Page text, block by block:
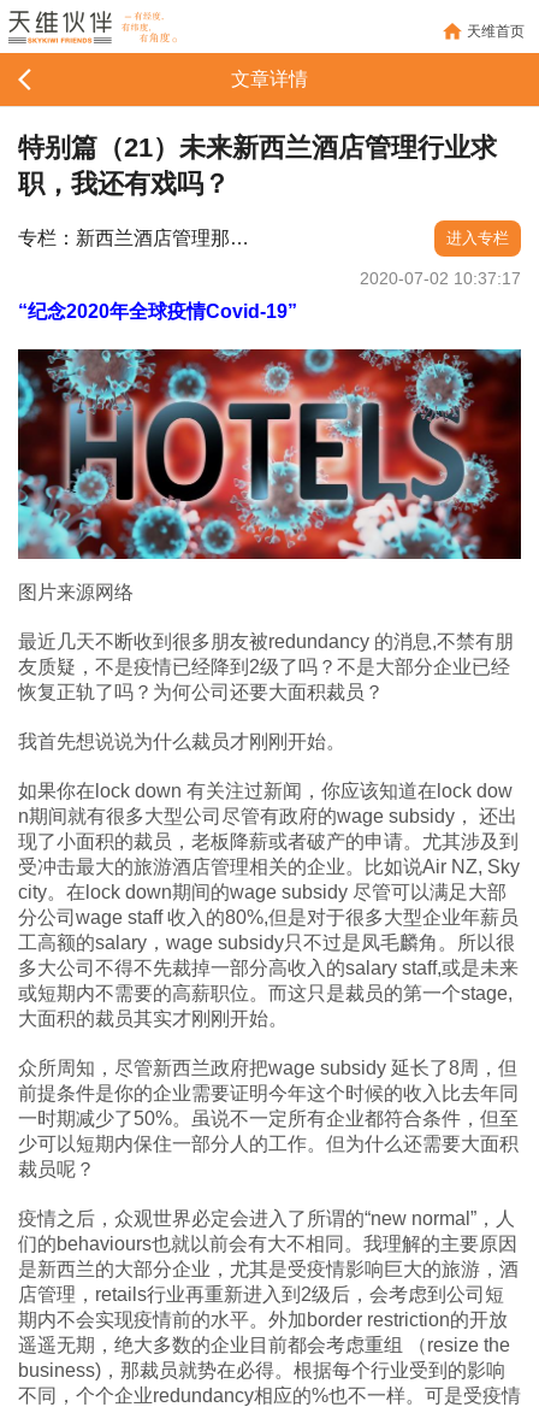
天维首页
文章详情
特别篇（21）未来新西兰酒店管理行业求
职，我还有戏吗？
专栏：新西兰酒店管理那些事儿 进入专栏
2020-07-02 10:37:17
“纪念2020年全球疫情Covid-19”
图片来源网络
最近几天不断收到很多朋友被redundancy 的消息,不禁有朋
友质疑，不是疫情已经降到2级了吗？不是大部分企业已经
恢复正轨了吗？为何公司还要大面积裁员？
我首先想说说为什么裁员才刚刚开始。
如果你在lock down 有关注过新闻，你应该知道在lock dow
n期间就有很多大型公司尽管有政府的wage subsidy， 还出
现了小面积的裁员，老板降薪或者破产的申请。尤其涉及到
受冲击最大的旅游酒店管理相关的企业。比如说Air NZ, Sky
city。在lock down期间的wage subsidy 尽管可以满足大部
分公司wage staff 收入的80%,但是对于很多大型企业年薪员
工高额的salary，wage subsidy只不过是凤毛麟角。所以很
多大公司不得不先裁掉一部分高收入的salary staff,或是未来
或短期内不需要的高薪职位。而这只是裁员的第一个stage,
大面积的裁员其实才刚刚开始。
众所周知，尽管新西兰政府把wage subsidy 延长了8周，但
前提条件是你的企业需要证明今年这个时候的收入比去年同
一时期减少了50%。虽说不一定所有企业都符合条件，但至
少可以短期内保住一部分人的工作。但为什么还需要大面积
裁员呢？
疫情之后，众观世界必定会进入了所谓的“new normal”，人
们的behaviours也就以前会有大不相同。我理解的主要原因
是新西兰的大部分企业，尤其是受疫情影响巨大的旅游，酒
店管理，retails行业再重新进入到2级后，会考虑到公司短
期内不会实现疫情前的水平。外加border restriction的开放
遥遥无期，绝大多数的企业目前都会考虑重组 （resize the
business)，那裁员就势在必得。根据每个行业受到的影响
不同，个个企业redundancy相应的%也不一样。可是受疫情